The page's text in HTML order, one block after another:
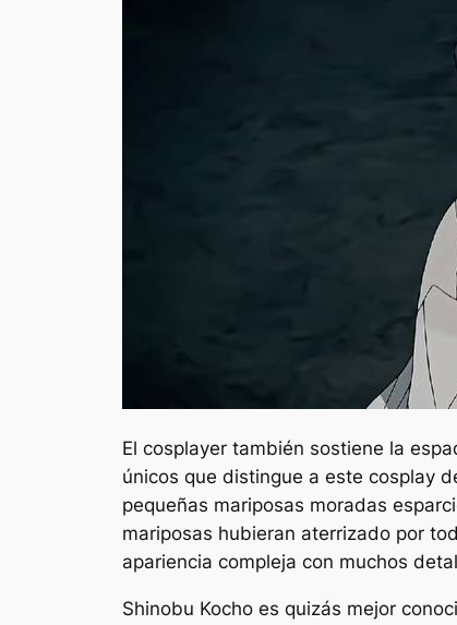
El cosplayer también sostiene la
únicos que distingue a este cosplay
pequeñas mariposas moradas
mariposas hubieran aterrizado por
apariencia compleja con muchos
Shinobu Kocho es quizás mejor